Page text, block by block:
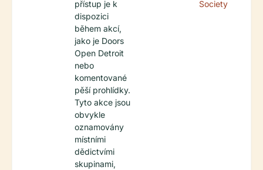
přístup je k
dispozici
během akcí,
jako je Doors
Open Detroit
nebo
komentované
pěší prohlídky.
Tyto akce jsou
obvykle
oznamovány
místními
dědictvími
skupinami,
Society